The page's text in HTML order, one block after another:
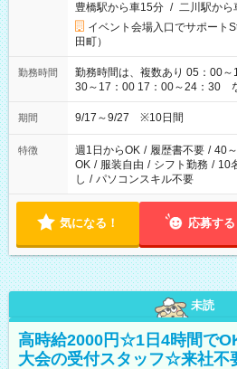
豊橋駅から車15分 / 二川駅から
イベント会場入口でサポート
田町）
勤務時間
勤務時間は、複数あり 05：00
30～17：00 17：00～24：30
務もあります。 【休憩】60分+他休憩あり 交替で取得します。
安全面に配慮しこまめな休憩があ
期間 9/17～9/27 ※10日間
特徴 週1日からOK / 履歴書不要 / 40
OK / 服装自由 / シフト勤務 / 10
し / パソコンスキル不要
気になる！ 応募する
未読
高時給2000円☆1日4時間で
大会の受付スタッフ☆来社不